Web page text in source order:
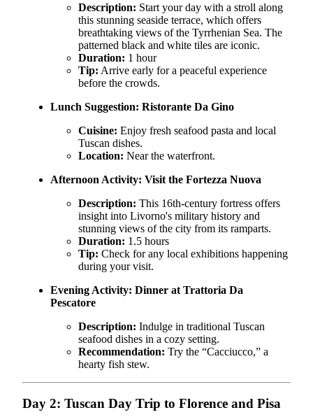
Description: Start your day with a stroll along
this stunning seaside terrace, which offers
breathtaking views of the Tyrrhenian Sea. The
patterned black and white tiles are iconic.
Duration: 1 hour
Tip: Arrive early for a peaceful experience
before the crowds.
Lunch Suggestion: Ristorante Da Gino
Cuisine: Enjoy fresh seafood pasta and local
Tuscan dishes.
Location: Near the waterfront.
Afternoon Activity: Visit the Fortezza Nuova
Description: This 16th-century fortress offers
insight into Livorno's military history and
stunning views of the city from its ramparts.
Duration: 1.5 hours
Tip: Check for any local exhibitions happening
during your visit.
Evening Activity: Dinner at Trattoria Da
Pescatore
Description: Indulge in traditional Tuscan
seafood dishes in a cozy setting.
Recommendation: Try the “Cacciucco,” a
hearty fish stew.
Day 2: Tuscan Day Trip to Florence and Pisa